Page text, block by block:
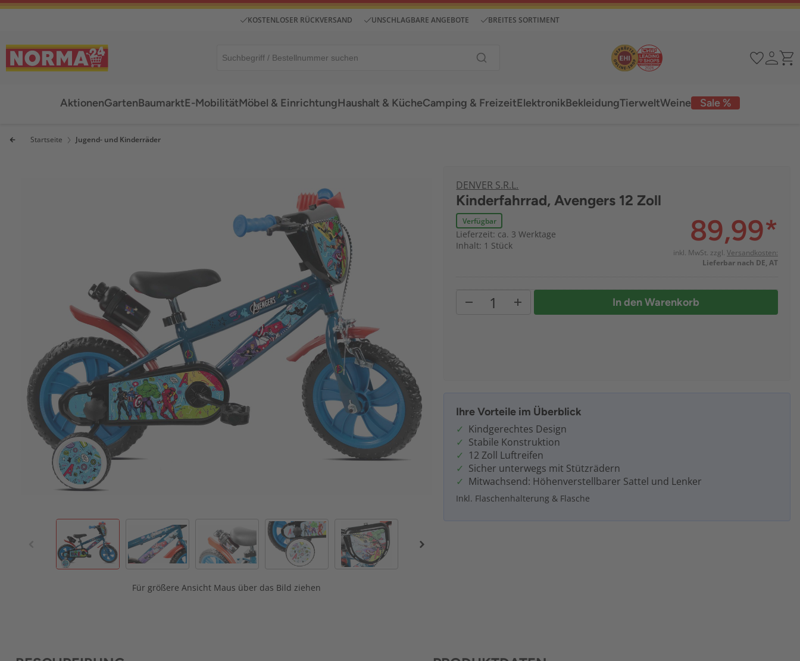
KOSTENLOSER RÜCKVERSAND UNSCHLAGBARE ANGEBOTE BREITES SORTIMENT
AktionenGartenBaumarktE-MobilitätMöbel & EinrichtungHaushalt & KücheCamping & Freizeit Sale %
ElektronikBekleidungTierweltWeine
Startseite Jugend- und Kinderräder
Für größere Ansicht Maus über das Bild ziehen
DENVER S.R.L.
Kinderfahrrad, Avengers 12 Zoll
Verfügbar
Lieferzeit: ca. 3 Werktage
Inhalt: 1 Stück
89,99*
inkl. MwSt. zzgl. Versandkosten:
Lieferbar nach DE, AT
In den Warenkorb
Ihre Vorteile im Überblick
Kindgerechtes Design
Stabile Konstruktion
12 Zoll Luftreifen
Sicher unterwegs mit Stützrädern
Mitwachsend: Höhenverstellbarer Sattel und Lenker
Inkl. Flaschenhalterung & Flasche